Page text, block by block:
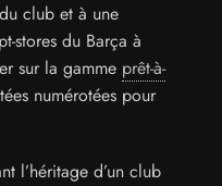
club et à une
stores du Barça à
sur la gamme prêt-à-
numérotées pour
l’héritage d’un club